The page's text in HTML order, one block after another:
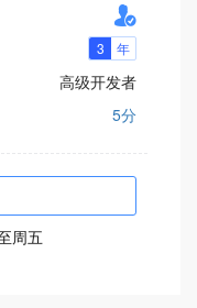

高级开发者
5分
周五